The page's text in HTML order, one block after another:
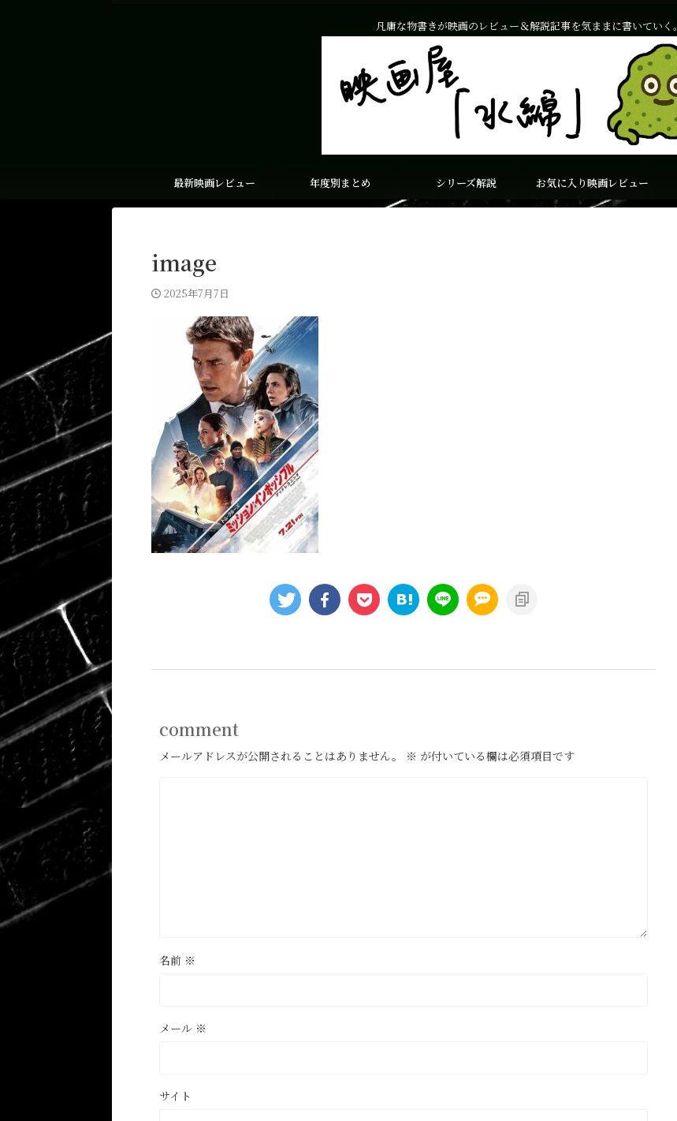
凡庸な物書きが映画のレビュー＆解説記事を気ままに書いていく。
最新映画レビュー 年度別まとめ シリーズ解説 お気に入り映画レビュー
image
2025年7月7日
comment
メールアドレスが公開されることはありません。 ※ が付いている欄は必須項目です
名前 ※
メール ※
サイト